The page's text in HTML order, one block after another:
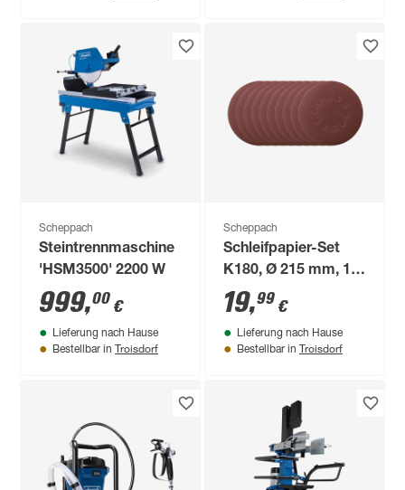
Scheppach
Steintrennmaschine
'HSM3500' 2200 W
999,00 €
Lieferung nach Hause
Bestellbar in Troisdorf
Scheppach
Schleifpapier-Set
K180, Ø 215 mm, 10-
teilig
19,99 €
Lieferung nach Hause
Bestellbar in Troisdorf